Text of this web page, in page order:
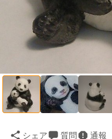
シェア 質問 通報